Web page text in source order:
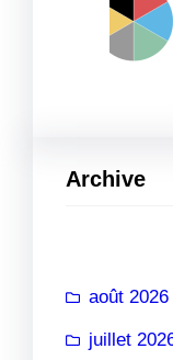
Archive
août 2026
juillet